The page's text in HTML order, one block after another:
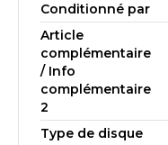
Conditionné par
Article
complémentaire
/ Info
complémentaire
2
Type de disque